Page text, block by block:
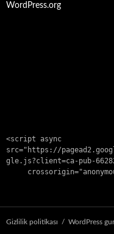
WordPress.org
<script async
src="https://
gle.js?client=ca-pub-
Gizlilik politikası WordPress